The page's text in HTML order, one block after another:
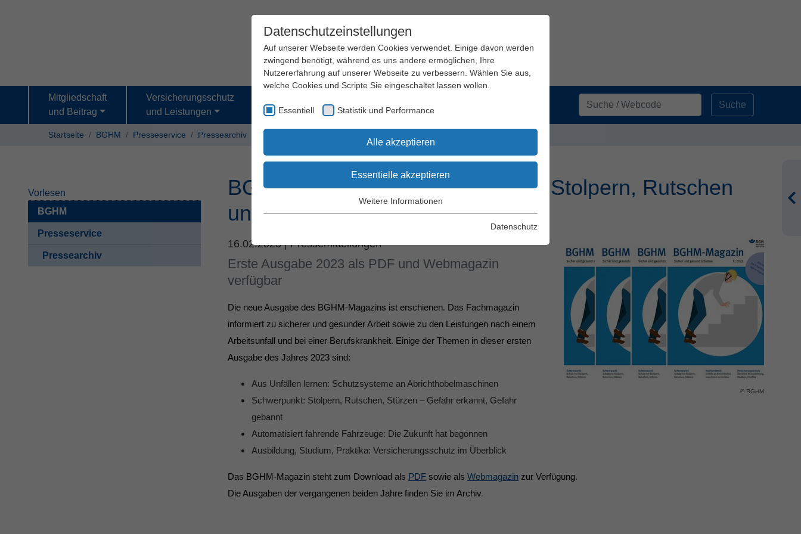
Mitgliedschaft
und Beitrag
Versicherungsschutz
und Leistungen
und Gesundheitsschutz
und Seminare
Suche
Startseite BGHM Presseservice Pressearchiv
Vorlesen
BGHM
Presseservice
Pressearchiv
BGHM-Magazin mit Schwerpunkt Stolpern, Rutschen
und Stürzen erschienen
© BGHM
16.02.2023|Pressemitteilungen
Erste Ausgabe 2023 als PDF und Webmagazin
verfügbar
Die neue Ausgabe des BGHM-Magazins ist erschienen. Das Fachmagazin
informiert zu sicherer und gesunder Arbeit sowie zu den Leistungen nach einem
Arbeitsunfall und bei einer Berufskrankheit. Einige der Themen in dieser ersten
Ausgabe des Jahres 2023 sind:
Aus Unfällen lernen: Schutzsysteme an Abrichthobelmaschinen
Schwerpunkt: Stolpern, Rutschen, Stürzen – Gefahr erkannt, Gefahr
gebannt
Automatisiert fahrende Fahrzeuge: Die Zukunft hat begonnen
Ausbildung, Studium, Praktika: Versicherungsschutz im Überblick
Das BGHM-Magazin steht zum Download als PDF sowie als Webmagazin zur Verfügung.
Die Ausgaben der vergangenen beiden Jahre finden Sie im Archiv.
Datenschutzeinstellungen
Auf unserer Webseite werden Cookies verwendet. Einige davon werden
zwingend benötigt, während es uns andere ermöglichen, Ihre
Nutzererfahrung auf unserer Webseite zu verbessern. Wählen Sie aus,
welche Cookies und Scripte Sie eingeschaltet lassen wollen.
Essentiell Statistik und Performance
Alle akzeptieren
Essentielle akzeptieren
Essentielle Cookies werden für grundlegende Funktionen der
einwandfrei funktioniert.
Name
Laufzeit Session
Zweck
von TYPO3. Es speichert im Falle eines
der eingeloggte User wiedererkannt wird, um
ihm Zugang zu geschützten Bereichen zu
Name PHPSESSID
Anbieter php
Statistik und Performance
Weitere Informationen
Datenschutz